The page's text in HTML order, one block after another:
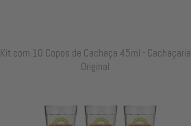
Kit com 10 Copos de Cachaça 45ml - Cachaçaria
Original